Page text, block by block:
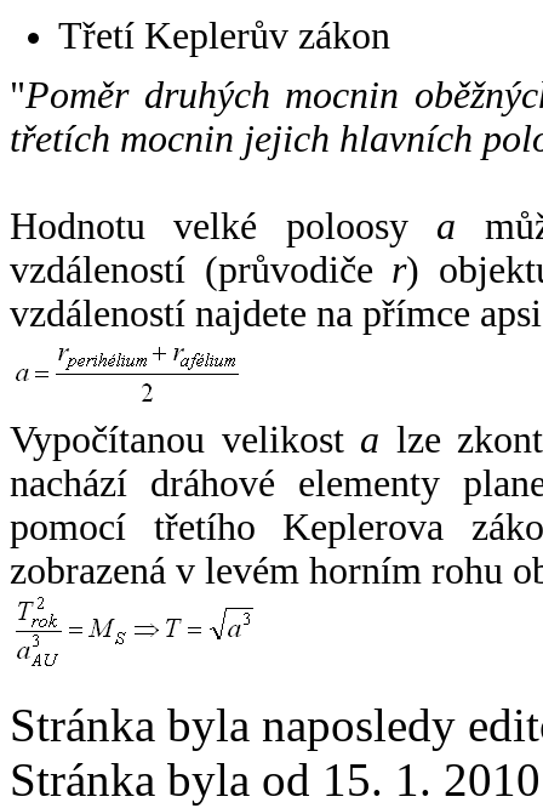
Třetí Keplerův zákon
"Poměr druhých mocnin
třetích mocnin jejich hlavních
Hodnotu velké poloosy a
vzdáleností (průvodiče r)
vzdáleností najdete na přímce
Vypočítanou velikost a lze
nachází dráhové elementy
pomocí třetího Keplerova
zobrazená v levém horním rohu
Stránka byla naposledy
Stránka byla od 15. 1.